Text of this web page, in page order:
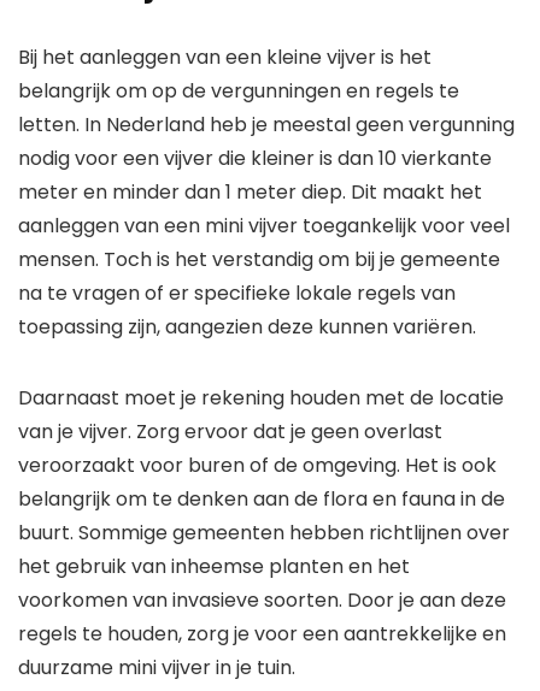
Bij het aanleggen van een kleine vijver is het
belangrijk om op de vergunningen en regels te
letten. In Nederland heb je meestal geen vergunning
nodig voor een vijver die kleiner is dan 10 vierkante
meter en minder dan 1 meter diep. Dit maakt het
aanleggen van een mini vijver toegankelijk voor veel
mensen. Toch is het verstandig om bij je gemeente
na te vragen of er specifieke lokale regels van
toepassing zijn, aangezien deze kunnen variëren.
Daarnaast moet je rekening houden met de locatie
van je vijver. Zorg ervoor dat je geen overlast
veroorzaakt voor buren of de omgeving. Het is ook
belangrijk om te denken aan de flora en fauna in de
buurt. Sommige gemeenten hebben richtlijnen over
het gebruik van inheemse planten en het
voorkomen van invasieve soorten. Door je aan deze
regels te houden, zorg je voor een aantrekkelijke en
duurzame mini vijver in je tuin.